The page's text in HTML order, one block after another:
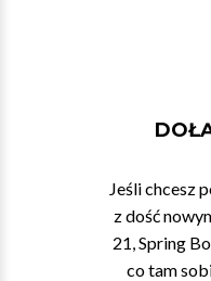
Jeśli chcesz
z dość
21, Spring
co tam